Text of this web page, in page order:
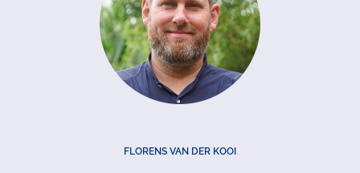
FLORENS VAN DER KOOI